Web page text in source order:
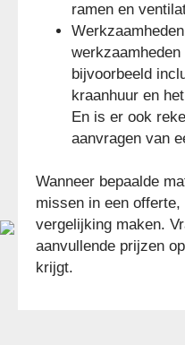
ramen en
bijvoorbeeld
kraanhuur en
En is er ook
aanvragen van
Wanneer bepaalde
missen in een
vergelijking maken.
aanvullende prijzen
krijgt.